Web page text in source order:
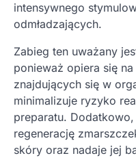
intensywnego
odmładzających.
Zabieg ten uważany
ponieważ opiera się
znajdujących się w
minimalizuje ryzyko
preparatu.
regenerację
skóry oraz nadaje jej